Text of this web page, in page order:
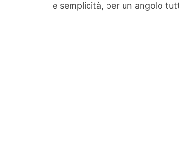
e semplicità, per un angolo